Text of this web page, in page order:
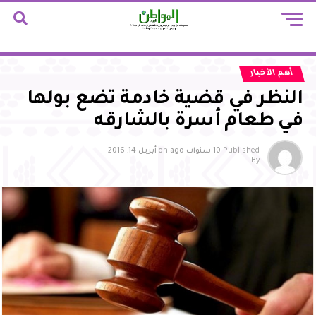
أهم الأخبار
النظر في قضية خادمة تضع بولها
في طعام أسرة بالشارقه
Published 10 سنوات ago on أبريل 14, 2016
By